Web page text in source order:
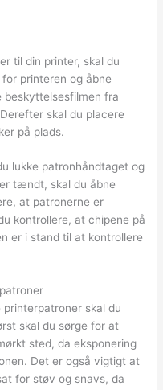
til din printer, skal du
printeren og åbne
fra
skal du placere
på plads.
lukke patronhåndtaget og
tændt, skal du åbne
at patronerne er
kontrollere, at chipene på
er i stand til at kontrollere
skal du
skal du sørge for at
sted, da eksponering
Det er også vigtigt at
for støv og snavs, da